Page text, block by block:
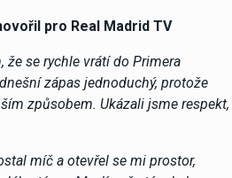
pro Real Madrid TV
že se rychle vrátí do Primera
zápas jednoduchý, protože
způsobem. Ukázali jsme respekt,
míč a otevřel se mi prostor,